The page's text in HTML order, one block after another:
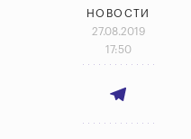
НОВОСТИ
27.08.2019
17:50